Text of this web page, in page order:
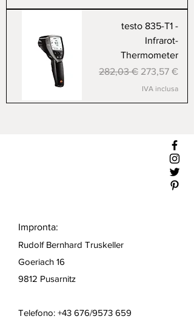
testo 835-T1 -
Infrarot-
Thermometer
Prezzo regolare
282,03 € Prezzo
273,57 €
IVA inclusa
Impronta:
Rudolf Bernhard Truskeller
Goeriach 16
9812 Pusarnitz
Telefono: +43 676/9573 659